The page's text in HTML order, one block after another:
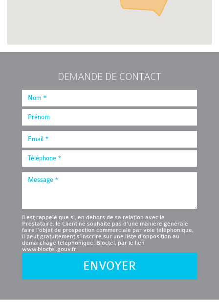
DEMANDE DE CONTACT
Il est rappelé que si, en dehors de sa relation avec le
Prestataire, le Client ne souhaite pas d’une manière générale
faire l’objet de prospection commerciale par voie téléphonique,
il peut gratuitement s’inscrire sur une liste d’opposition au
démarchage téléphonique, Bloctel, par le lien
www.bloctel.gouv.fr
ENVOYER